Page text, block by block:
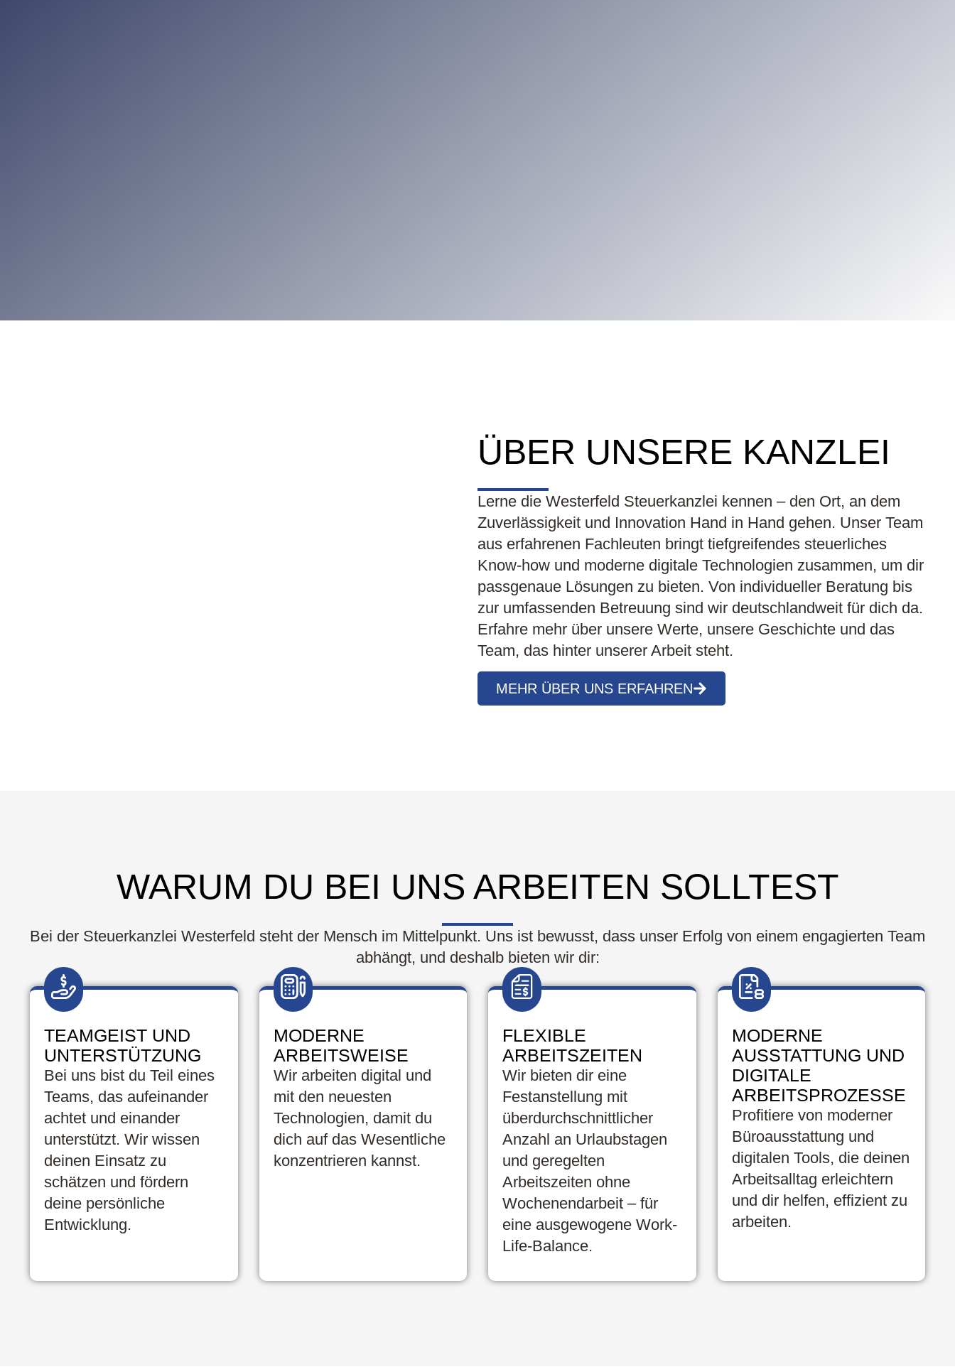
ÜBER UNSERE KANZLEI
Lerne die Westerfeld Steuerkanzlei kennen – den Ort, an dem
Zuverlässigkeit und Innovation Hand in Hand gehen. Unser Team
aus erfahrenen Fachleuten bringt tiefgreifendes steuerliches
Know-how und moderne digitale Technologien zusammen, um dir
passgenaue Lösungen zu bieten. Von individueller Beratung bis
zur umfassenden Betreuung sind wir deutschlandweit für dich da.
Erfahre mehr über unsere Werte, unsere Geschichte und das
Team, das hinter unserer Arbeit steht.
MEHR ÜBER UNS ERFAHREN
WARUM DU BEI UNS ARBEITEN SOLLTEST
Bei der Steuerkanzlei Westerfeld steht der Mensch im Mittelpunkt. Uns ist bewusst, dass unser Erfolg von einem engagierten Team
abhängt, und deshalb bieten wir dir:
TEAMGEIST UND
UNTERSTÜTZUNG
Bei uns bist du Teil eines
Teams, das aufeinander
achtet und einander
unterstützt. Wir wissen
deinen Einsatz zu
schätzen und fördern
deine persönliche
Entwicklung.
MODERNE
ARBEITSWEISE
Wir arbeiten digital und
mit den neuesten
Technologien, damit du
dich auf das Wesentliche
konzentrieren kannst.
FLEXIBLE
ARBEITSZEITEN
Wir bieten dir eine
Festanstellung mit
überdurchschnittlicher
Anzahl an Urlaubstagen
und geregelten
Arbeitszeiten ohne
Wochenendarbeit – für
eine ausgewogene Work-
Life-Balance.
MODERNE
AUSSTATTUNG UND
DIGITALE
ARBEITSPROZESSE
Profitiere von moderner
Büroausstattung und
digitalen Tools, die deinen
Arbeitsalltag erleichtern
und dir helfen, effizient zu
arbeiten.